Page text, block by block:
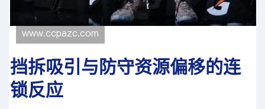
挡拆吸引与防守资源偏移的连
锁反应